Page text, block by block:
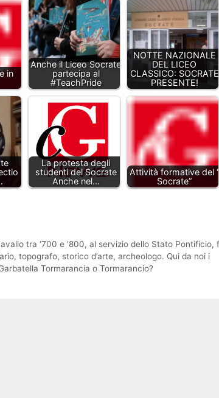
in
Anche il Liceo Socrate
partecipa al
#TeachPride
NOTTE NAZIONALE
DEL LICEO
CLASSICO: SOCRATE
PRESENTE!
La protesta degli
studenti del Socrate
Anche nel…
Attività formative del “
Socrate”
tra ‘700 e ‘800, al servizio dello Stato Pontificio,
topografo, storico d’arte, archeologo. Qui da noi i
Tormarancia o Tormarancio?